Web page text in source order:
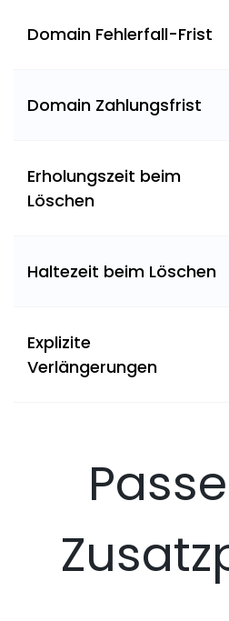
Domain Fehlerfall-Frist
Domain Zahlungsfrist
Erholungszeit beim
Löschen
Haltezeit beim Löschen
Explizite
Verlängerungen